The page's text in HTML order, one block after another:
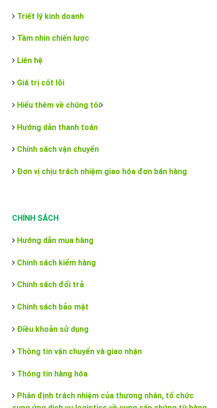
Triết lý kinh doanh
Tầm nhìn chiến lược
Liên hệ
Giá trị cốt lõi
Hiểu thêm về chúng tôi
Hướng dẫn thanh toán
Chính sách vận chuyển
Đơn vị chịu trách nhiệm giao hóa đơn bán hàng
CHÍNH SÁCH
Hướng dẫn mua hàng
Chính sách kiểm hàng
Chính sách đổi trả
Chính sách bảo mật
Điều khoản sử dụng
Thông tin vận chuyển và giao nhận
Thông tin hàng hóa
Phân định trách nhiệm của thương nhân, tổ chức